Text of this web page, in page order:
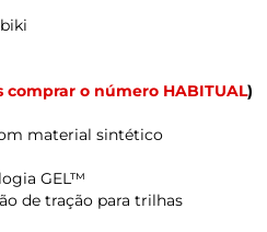
comprar o número HABITUAL)
material sintético
GEL™
de tração para trilhas